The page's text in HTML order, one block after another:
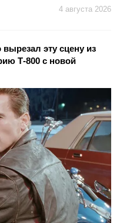
4 августа 2026
эту сцену из
Т-800 с новой